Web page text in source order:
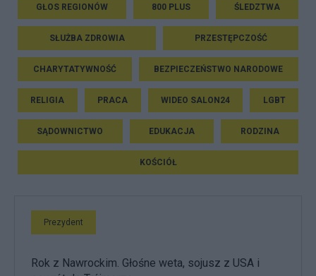
GŁOS REGIONÓW 800 PLUS ŚLEDZTWA
SŁUŻBA ZDROWIA PRZESTĘPCZOŚĆ
CHARYTATYWNOŚĆ BEZPIECZEŃSTWO NARODOWE
RELIGIA PRACA WIDEO SALON24 LGBT
SĄDOWNICTWO EDUKACJA RODZINA
KOŚCIÓŁ
Prezydent
Rok z Nawrockim. Głośne weta, sojusz z USA i